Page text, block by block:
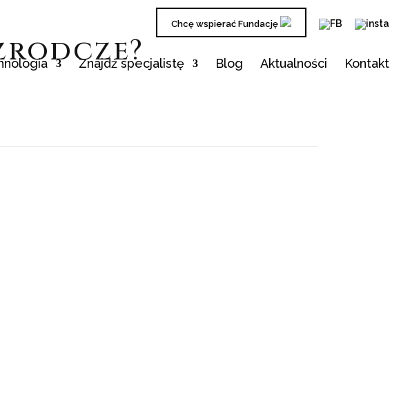
Chcę wspierać Fundację
Znajdź specjalistę Blog Aktualności Kontakt